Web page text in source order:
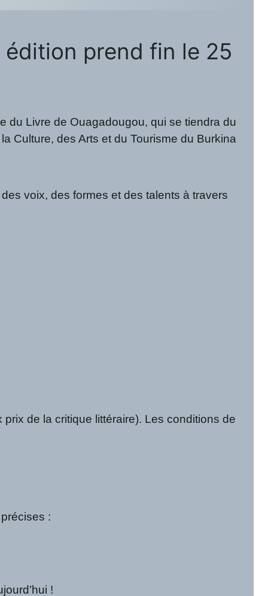
édition prend fin le 25
du Livre de Ouagadougou, qui se tiendra du
Culture, des Arts et du Tourisme du Burkina
voix, des formes et des talents à travers
de la critique littéraire). Les conditions de
:
!